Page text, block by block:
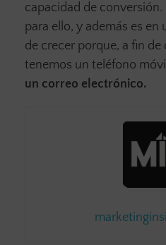
capacidad de
para ello, y además es
de crecer porque, a fin de
tenemos un teléfono
un correo electrónico.